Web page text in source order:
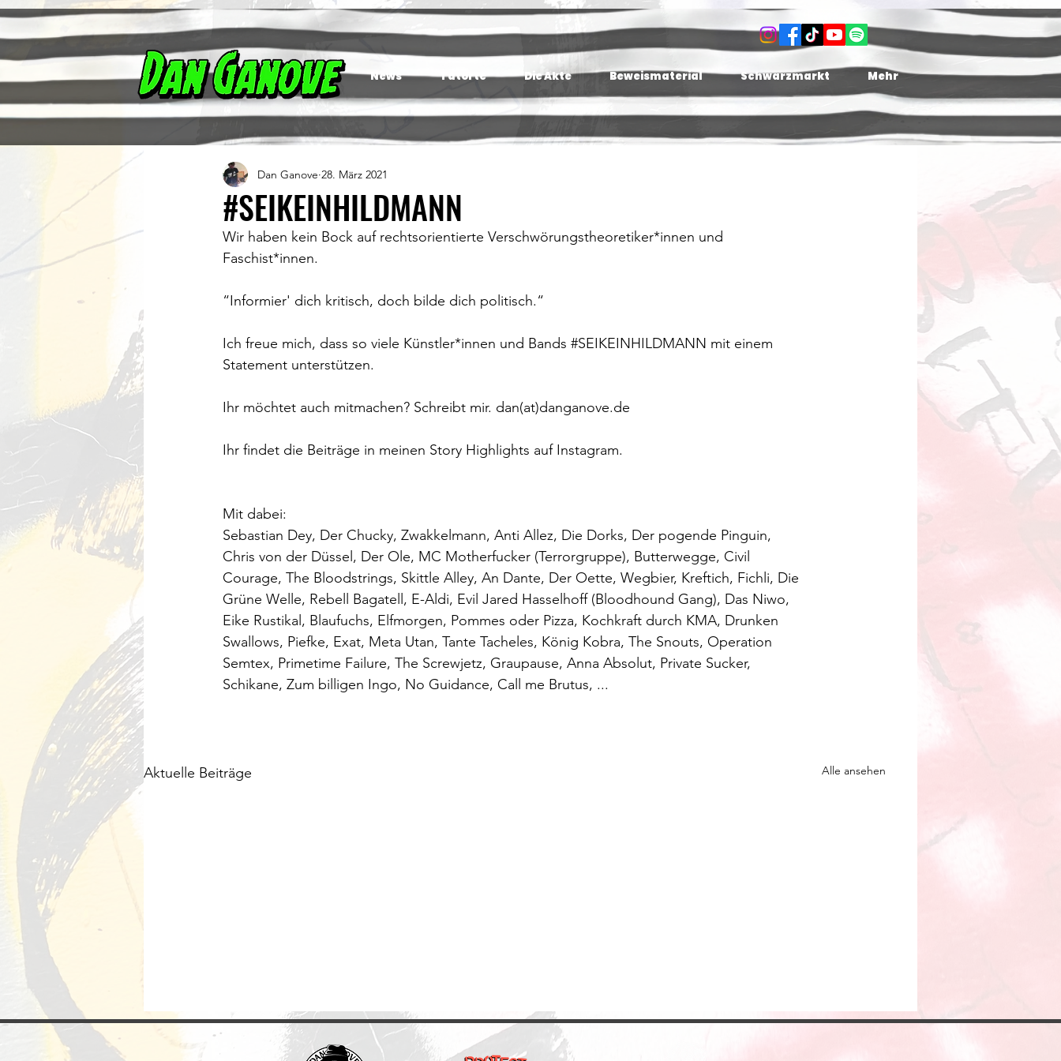
News Tatorte Die Akte Beweismaterial Schwarzmarkt Mehr
#SEIKEINHILDMANN
Dan Ganove 28. März 2021
Wir haben kein Bock auf rechtsorientierte Verschwörungstheoretiker*innen und
Faschist*innen.
“Informier' dich kritisch, doch bilde dich politisch.“
Ich freue mich, dass so viele Künstler*innen und Bands #SEIKEINHILDMANN mit einem
Statement unterstützen.
Ihr möchtet auch mitmachen? Schreibt mir. dan(at)danganove.de
Ihr findet die Beiträge in meinen Story Highlights auf Instagram.
Mit dabei:
Sebastian Dey, Der Chucky, Zwakkelmann, Anti Allez, Die Dorks, Der pogende Pinguin,
Chris von der Düssel, Der Ole, MC Motherfucker (Terrorgruppe), Butterwegge, Civil
Courage, The Bloodstrings, Skittle Alley, An Dante, Der Oette, Wegbier, Kreftich, Fichli, Die
Grüne Welle, Rebell Bagatell, E-Aldi, Evil Jared Hasselhoff (Bloodhound Gang), Das Niwo,
Eike Rustikal, Blaufuchs, Elfmorgen, Pommes oder Pizza, Kochkraft durch KMA, Drunken
Swallows, Piefke, Exat, Meta Utan, Tante Tacheles, König Kobra, The Snouts, Operation
Semtex, Primetime Failure, The Screwjetz, Graupause, Anna Absolut, Private Sucker,
Schikane, Zum billigen Ingo, No Guidance, Call me Brutus, ...
Aktuelle Beiträge Alle ansehen